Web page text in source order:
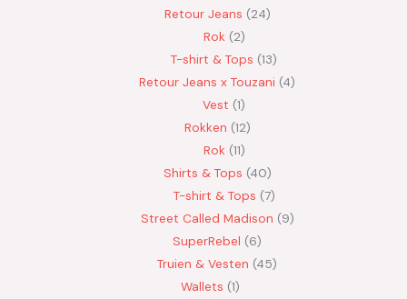
Retour Jeans 24
Rok 2
T-shirt & Tops 13
Retour Jeans x Touzani 4
Vest 1
Rokken 12
Rok 11
Shirts & Tops 40
T-shirt & Tops 7
Street Called Madison 9
SuperRebel
6
Truien & Vesten 45
Wallets 1